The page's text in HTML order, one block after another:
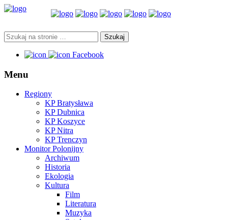
Facebook
Menu
Regiony
KP Bratysława
KP Dubnica
KP Koszyce
KP Nitra
KP Trenczyn
Monitor Polonijny
Archiwum
Historia
Ekologia
Kultura
Film
Literatura
Muzyka